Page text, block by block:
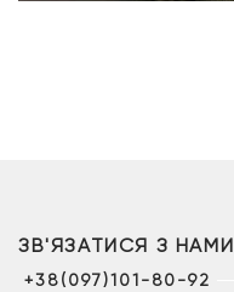
ЗВ'ЯЗАТИСЯ З НАМИ
+38(097)101-80-92